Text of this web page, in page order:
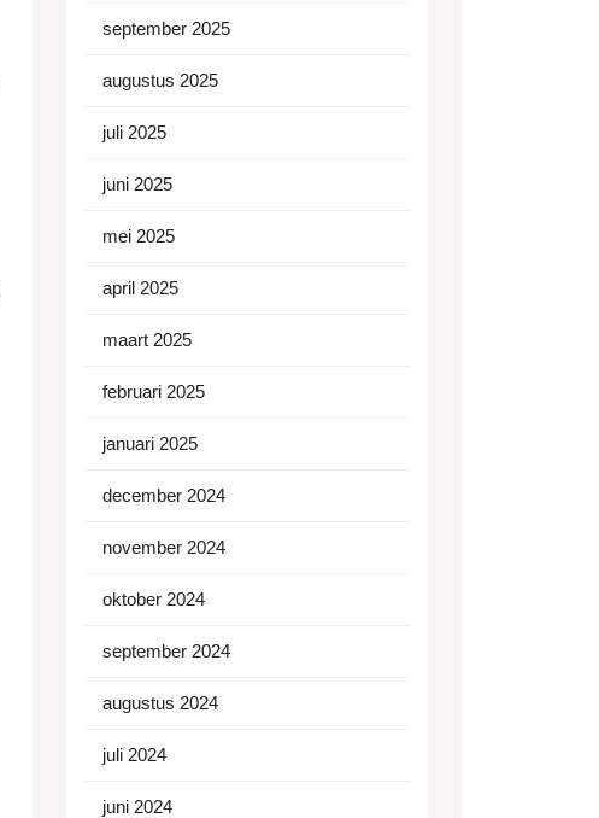
september 2025
augustus 2025
juli 2025
juni 2025
mei 2025
april 2025
maart 2025
februari 2025
januari 2025
december 2024
november 2024
oktober 2024
september 2024
augustus 2024
juli 2024
juni 2024